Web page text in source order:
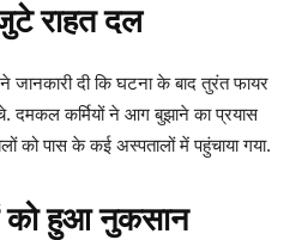
राहत दल
जानकारी दी कि घटना के बाद तुरंत फायर
दमकल कर्मियों ने आग बुझाने का प्रयास
को पास के कई अस्पतालों में पहुंचाया गया.
को हुआ नुकसान